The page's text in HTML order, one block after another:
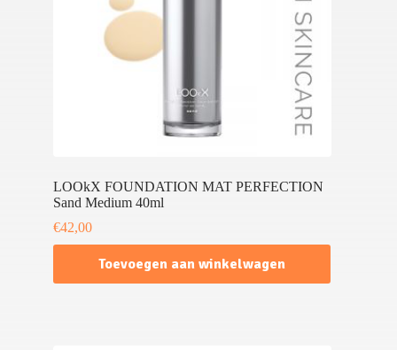
LOOkX FOUNDATION MAT PERFECTION
Sand Medium 40ml
€42,00
Toevoegen aan winkelwagen